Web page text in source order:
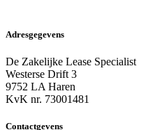
Adresgegevens
De Zakelijke Lease Specialist
Westerse Drift 3
9752 LA Haren
KvK nr. 73001481
Contactgevens